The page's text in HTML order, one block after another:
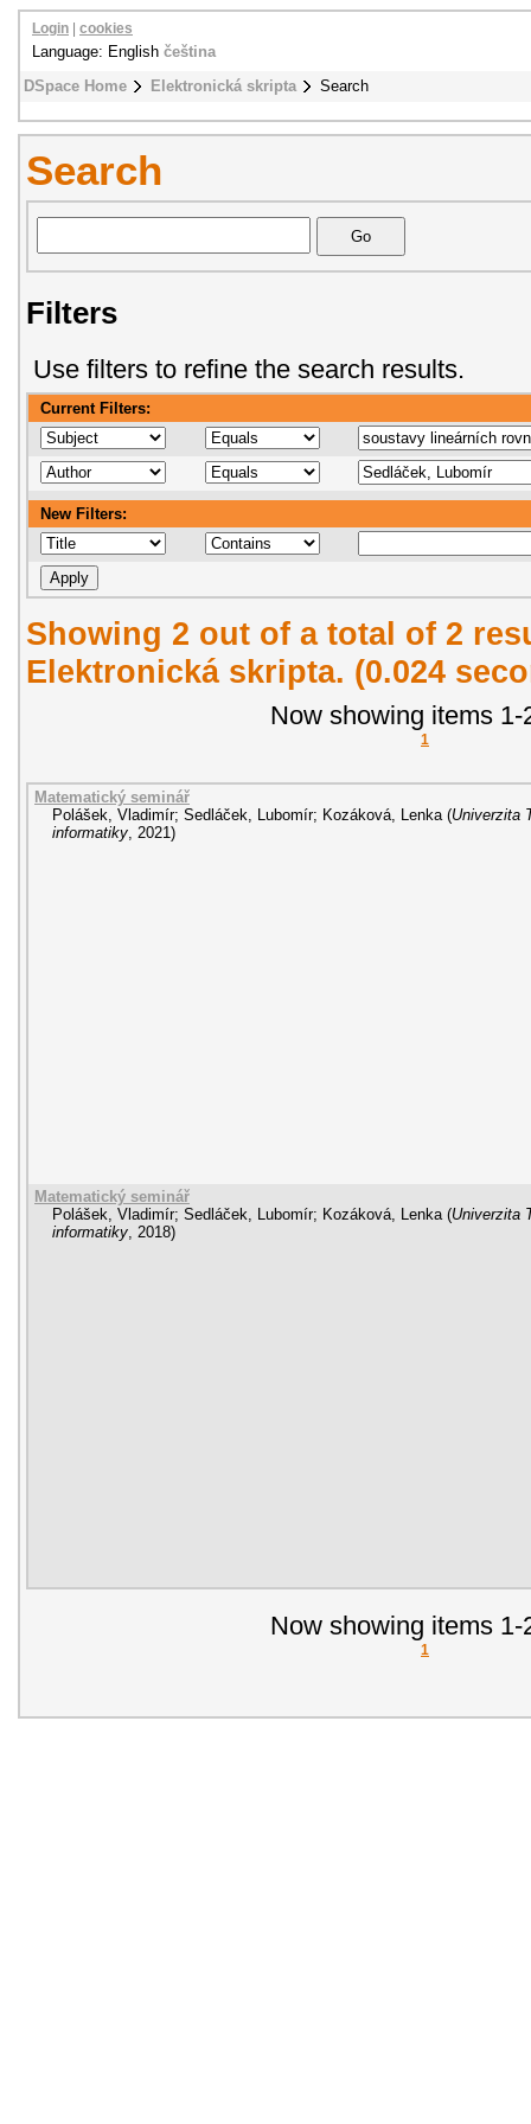
DSpace Home Elektronická skripta Search
Login cookies
Language: English čeština
Search
Filters
Use filters to refine the search results.
Current Filters:
New Filters:
Showing 2 out of a total of 2
Elektronická skripta. (0.024
Now showing items 1-
1
Matematický seminář
Polášek, Vladimír; Sedláček, Lubomír; Kozáková, Lenka (Univerzita
informatiky 2021 )
Matematický seminář
Polášek, Vladimír; Sedláček, Lubomír; Kozáková, Lenka (Univerzita
informatiky 2018)
Now showing items 1-
1